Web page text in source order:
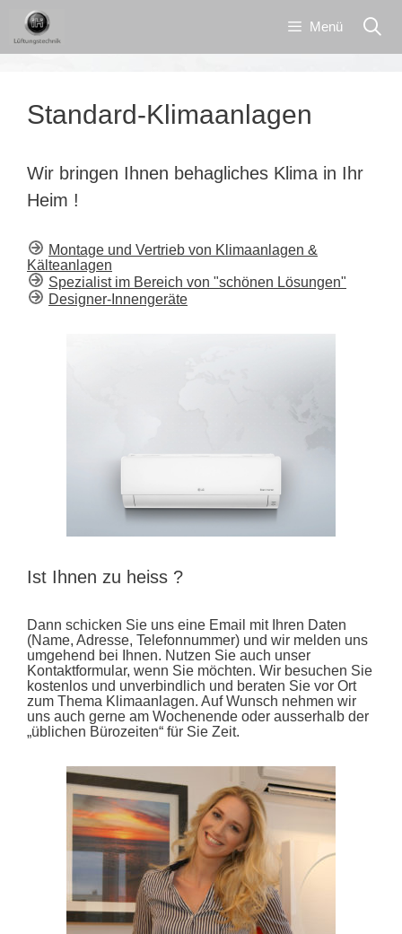
Inhalt
springen
Menü
Standard-Klimaanlagen
Wir bringen Ihnen behagliches Klima in Ihr
Heim !
Montage und Vertrieb von Klimaanlagen &
Kälteanlagen
Spezialist im Bereich von "schönen Lösungen"
Designer-Innengeräte
Ist Ihnen zu heiss ?
Dann schicken Sie uns eine Email mit Ihren Daten
(Name, Adresse, Telefonnummer) und wir melden uns
umgehend bei Ihnen. Nutzen Sie auch unser
Kontaktformular, wenn Sie möchten. Wir besuchen Sie
kostenlos und unverbindlich und beraten Sie vor Ort
zum Thema Klimaanlagen. Auf Wunsch nehmen wir
uns auch gerne am Wochenende oder ausserhalb der
„üblichen Bürozeiten“ für Sie Zeit.